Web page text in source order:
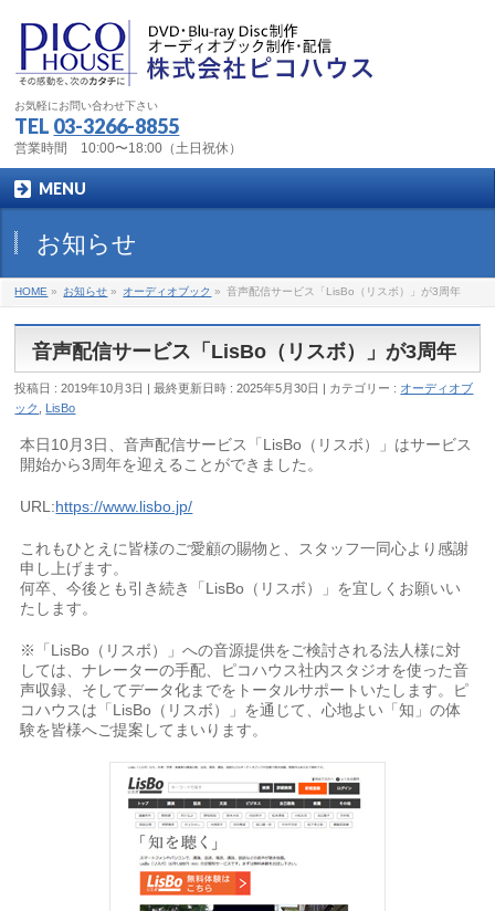
お気軽にお問い合わせ下さい
TEL 03-3266-8855
営業時間 10:00〜18:00（土日祝休）
MENU
お知らせ
HOME » お知らせ » オーディオブック » 音声配信サービス「LisBo（リスボ）」が3周年
音声配信サービス「LisBo（リスボ）」が3周年
投稿日 : 2019年10月3日 最終更新日時 : 2025年5月30日 カテゴリー : オーディオブ
ック
LisBo
本日10月3日、音声配信サービス「LisBo（リスボ）」はサービス
開始から3周年を迎えることができました。
URL:https://www.lisbo.jp/
これもひとえに皆様のご愛顧の賜物と、スタッフ一同心より感謝
申し上げます。
何卒、今後とも引き続き「LisBo（リスボ）」を宜しくお願いい
たします。
※「LisBo（リスボ）」への音源提供をご検討される法人様に対
しては、ナレーターの手配、ピコハウス社内スタジオを使った音
声収録、そしてデータ化までをトータルサポートいたします。ピ
コハウスは「LisBo（リスボ）」を通じて、心地よい「知」の体
験を皆様へご提案してまいります。